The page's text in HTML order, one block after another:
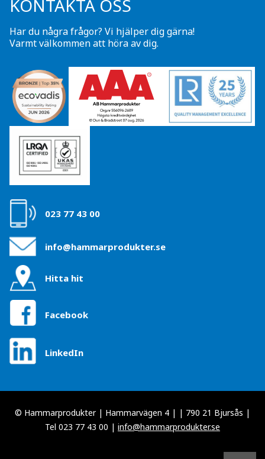
KONTAKTA OSS
Har du några frågor? Vi hjälper dig gärna!
Varmt välkommen att höra av dig.
023 77 43 00
info@hammarprodukter.se
Hitta hit
Facebook
LinkedIn
© Hammarprodukter | Hammarvägen 4 | | 790 21 Bjursås |
Tel 023 77 43 00 | info@hammarprodukter.se